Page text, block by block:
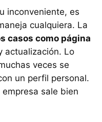
inconveniente, es
cualquiera. La
casos como página
actualización. Lo
veces se
un perfil personal.
sale bien